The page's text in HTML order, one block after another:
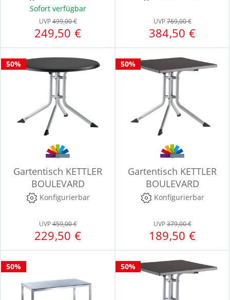
Sofort verfügbar
UVP499,00 €
249,50 €
UVP769,00 €
384,50 €
50%
Gartentisch KETTLER
BOULEVARD
Konfigurierbar
UVP459,00 €
229,50 €
50%
Gartentisch KETTLER
BOULEVARD
Konfigurierbar
UVP379,00 €
189,50 €
50% 50%